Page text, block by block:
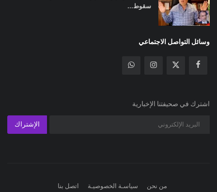
سقوط...
وسائل التواصل الاجتماعي
اشترك في صحيفتنا الإخبارية
الإشتراك
من نحن سياسـة الخصوصيـة اتصل بنا